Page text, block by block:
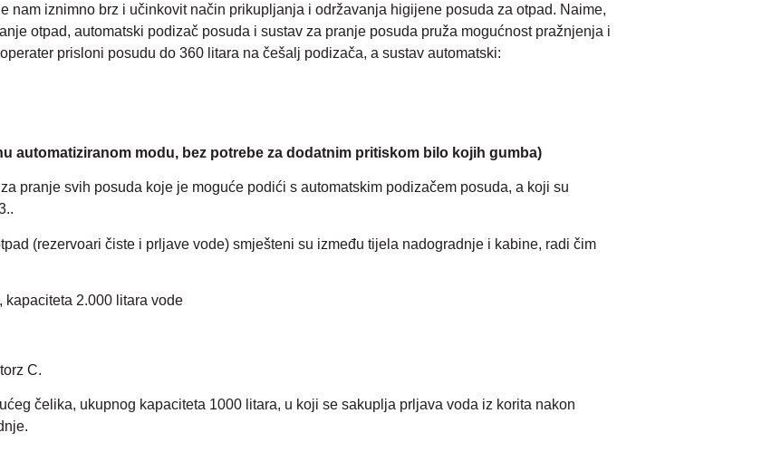
nam iznimno brz i učinkovit način prikupljanja i održavanja higijene posuda za otpad. Naime,
otpad, automatski podizač posuda i sustav za pranje posuda pruža mogućnost pražnjenja i
prisloni posudu do 360 litara na češalj podizača, a sustav automatski:
automatiziranom modu, bez potrebe za dodatnim pritiskom bilo kojih gumba)
pranje svih posuda koje je moguće podići s automatskim podizačem posuda, a koji su
(rezervoari čiste i prljave vode) smješteni su između tijela nadogradnje i kabine, radi čim
2.000 litara vode
C.
čelika, ukupnog kapaciteta 1000 litara, u koji se sakuplja prljava voda iz korita nakon